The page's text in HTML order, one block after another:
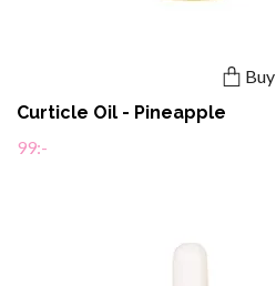
Buy
Curticle Oil - Pineapple
99:-